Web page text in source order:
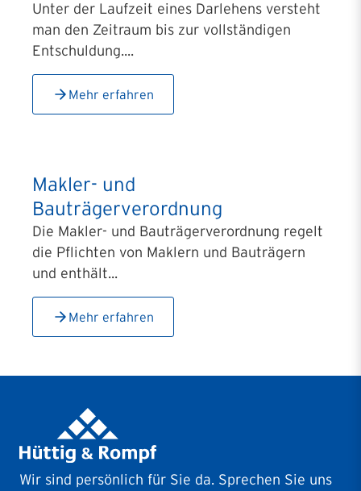
Unter der Laufzeit eines Darlehens versteht
man den Zeitraum bis zur vollständigen
Entschuldung....
Mehr erfahren
Makler- und
Bauträgerverordnung
Die Makler- und Bauträgerverordnung regelt
die Pflichten von Maklern und Bauträgern
und enthält...
Mehr erfahren
Wir sind persönlich für Sie da. Sprechen Sie uns